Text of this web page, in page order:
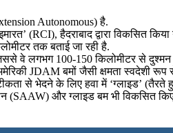
Autonomous) है.
(RCI), हैदराबाद द्वारा विकसित किया
तक बताई जा रही है.
वे लगभग 100-150 किलोमीटर से
JDAM बमों जैसी क्षमता स्वदेशी रूप
से भेदने के लिए हवा में ‘ग्लाइड’ (तैरते
(SAAW) और ग्लाइड बम भी विकसित